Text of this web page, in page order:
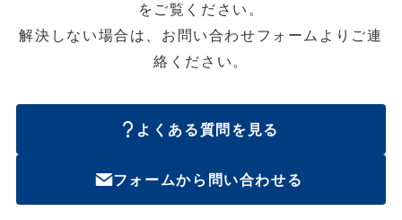
をご覧ください。
解決しない場合は、お問い合わせフォームよりご連
絡ください。
よくある質問を見る
フォームから問い合わせる